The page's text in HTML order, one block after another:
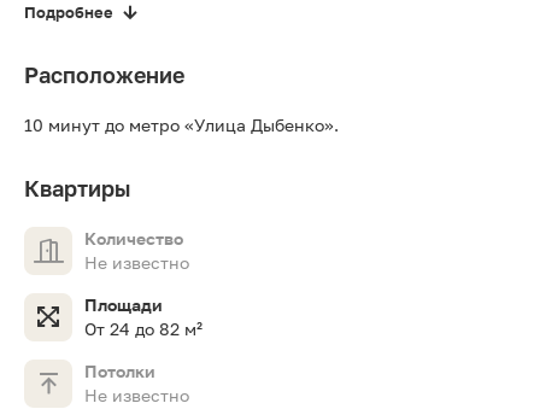
Подробнее
Расположение
10 минут до метро «Улица Дыбенко».
Квартиры
Количество
Не известно
Площади
От 24 до 82 м²
Потолки
Не известно